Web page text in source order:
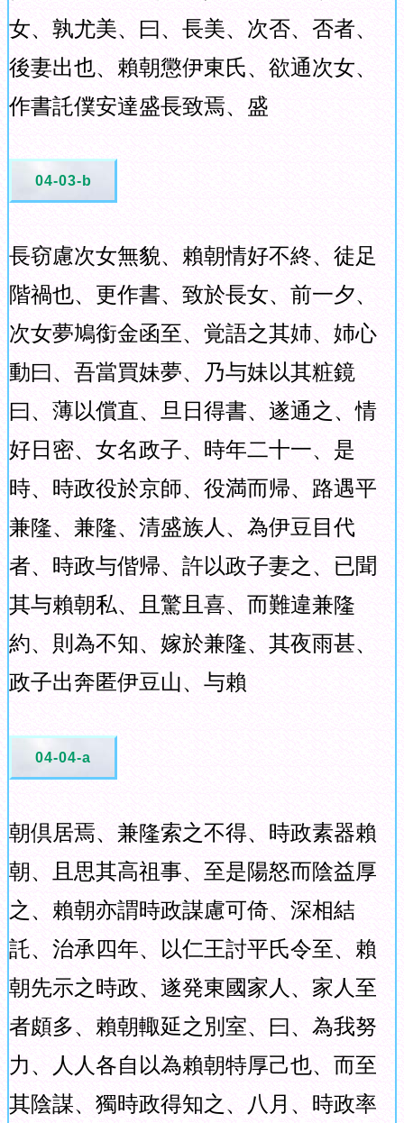
女、孰尤美、曰、長美、次否、否者、
後妻出也、賴朝懲伊東氏、欲通次女、
作書託僕安達盛長致焉、盛
04-03-b
長窃慮次女無貌、賴朝情好不終、徒足
階禍也、更作書、致於長女、前一夕、
次女夢鳩銜金函至、覚語之其姉、姉心
動曰、吾當買妹夢、乃与妹以其粧鏡
曰、薄以償直、旦日得書、遂通之、情
好日密、女名政子、時年二十一、是
時、時政役於京師、役満而帰、路遇平
兼隆、兼隆、清盛族人、為伊豆目代
者、時政与偕帰、許以政子妻之、已聞
其与賴朝私、且驚且喜、而難違兼隆
約、則為不知、嫁於兼隆、其夜雨甚、
政子出奔匿伊豆山、与賴
04-04-a
朝倶居焉、兼隆索之不得、時政素器賴
朝、且思其高祖事、至是陽怒而陰益厚
之、賴朝亦謂時政謀慮可倚、深相結
託、治承四年、以仁王討平氏令至、賴
朝先示之時政、遂発東國家人、家人至
者頗多、賴朝輙延之別室、曰、為我努
力、人人各自以為賴朝特厚己也、而至
其陰謀、獨時政得知之、八月、時政率